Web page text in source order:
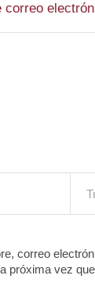
correo
correo
próxima vez